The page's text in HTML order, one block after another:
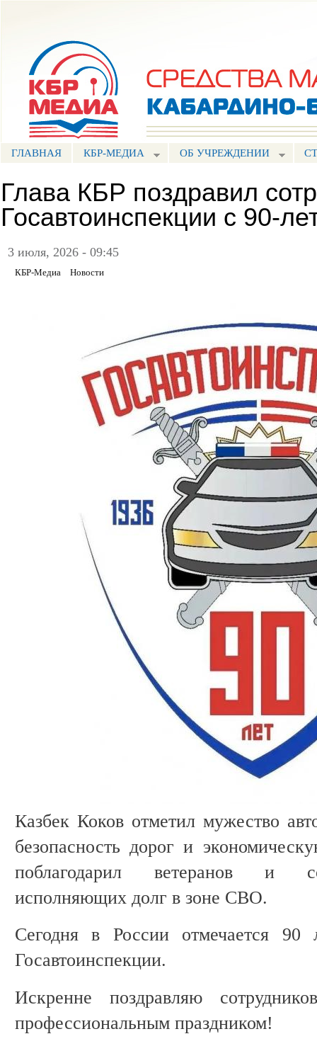
ГЛАВНАЯ КБР-МЕДИА ОБ УЧРЕЖДЕНИИ
Глава КБР поздравил
Госавтоинспекции с 90-
3 июля, 2026 - 09:45
КБР-Медиа Новости
Казбек Коков отметил мужество
безопасность дорог и
поблагодарил ветеранов и
исполняющих долг в зоне СВО.
Сегодня в России отмечается 90
Госавтоинспекции.
Искренне поздравляю
профессиональным праздником!